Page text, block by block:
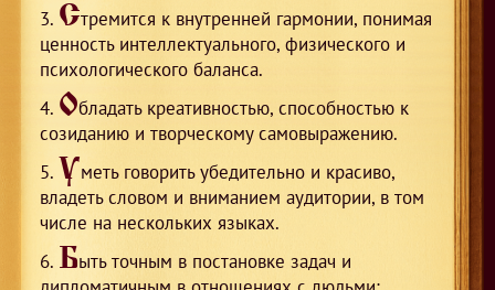
Стремится к внутренней гармонии, понимая
ценность интеллектуального, физического и
психологического баланса.
Обладать креативностью, способностью к
созиданию и творческому самовыражению.
Уметь говорить убедительно и красиво,
владеть словом и вниманием аудитории, в том
числе на нескольких языках.
Быть точным в постановке задач и